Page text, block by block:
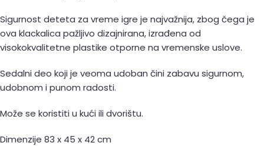
Sigurnost deteta za vreme igre je najvažnija, zbog čega je
ova klackalica pažljivo dizajnirana, izrađena od
visokokvalitetne plastike otporne na vremenske uslove.
Sedalni deo koji je veoma udoban čini zabavu sigurnom,
udobnom i punom radosti.
Može se koristiti u kući ili dvorištu.
Dimenzije 83 x 45 x 42 cm